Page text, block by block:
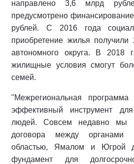
направлено 3,6 млрд
предусмотрено
рублей. С 2016 года
приобретение жилья
автономного округа. В 2018
жилищные условия смогут
семей.
"Межрегиональная программа
эффективный инструмент
людей. Совсем недавно мы
договора между органами
областью, Ямалом и Югрой
фундамент для